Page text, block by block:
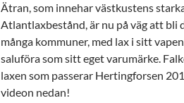
Ätran, som innehar västkustens
Atlantlaxbestånd, är nu på väg att
många kommuner, med lax i sitt
saluföra som sitt eget varumärke.
laxen som passerar Hertingforsen
videon nedan!